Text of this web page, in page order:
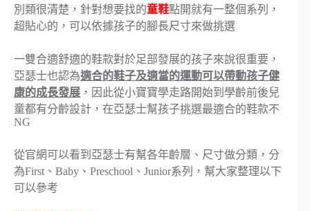
別類很清楚，針對想要找的童鞋點開就有一整個系列，
超貼心的，可以依據孩子的腳長尺寸來做挑選
一雙合適舒適的鞋款對於足部發展的孩子來說很重要，
亞瑟士也認為適合的鞋子及適當的運動可以帶動孩子健
康的成長發展 ，因此從小寶寶學走路開始到學齡前後兒
童都有分齡設計，在亞瑟士幫孩子挑選最適合的鞋款不
NG
從官網可以看到亞瑟士有幫各年齡層、尺寸做分類，分
為First、Baby、Preschool、Junior系列，幫大家整理以下
可以參考